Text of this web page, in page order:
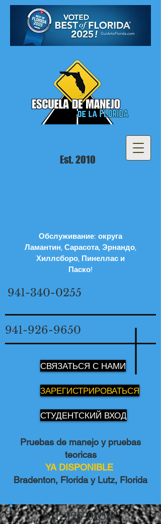
Обслуживание: округа
Ламантин, Сарасота, Эрнандо,
Хиллсборо, Пинеллас и
Паско!
СВЯЗАТЬСЯ С НАМИ
941-926-9650
941-340-0255
Est. 2010
ЗАРЕГИСТРИРОВАТЬСЯ
СТУДЕНТСКИЙ ВХОД
Pruebas de manejo y pruebas
teoricas
YA DISPONIBLE
Bradenton, Florida y Lutz, Florida
941-926-9650